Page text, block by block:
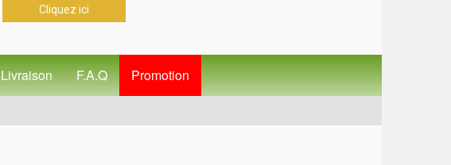
Cliquez ici
Livraison F.A.Q Promotion